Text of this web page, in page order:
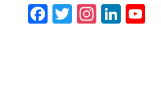
Facebook
Twitter